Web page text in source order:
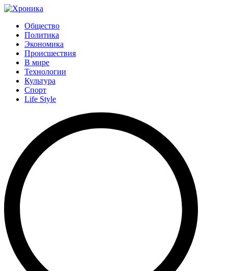
Общество
Политика
Экономика
Происшествия
В мире
Технологии
Культура
Спорт
Life Style